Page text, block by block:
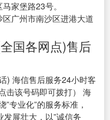
家堡路23号。
广州市南沙区进港大道
国各网点)售后
) 海信售后服务24小时客
击该号码即可拨打） 海
专业化”的服务标准，
发展壮大，以”诚信务